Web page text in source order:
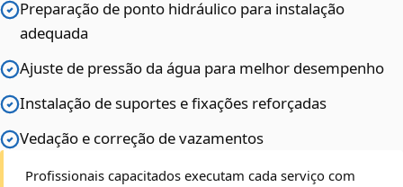
Preparação de ponto hidráulico para instalação
adequada
Ajuste de pressão da água para melhor desempenho
Instalação de suportes e fixações reforçadas
Vedação e correção de vazamentos
Profissionais capacitados executam cada serviço com